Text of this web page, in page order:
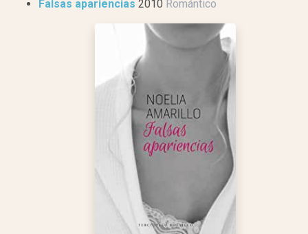
Falsas apariencias 2010 Romántico